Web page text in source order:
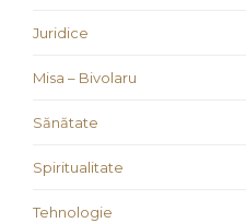
Juridice
Misa – Bivolaru
Sănătate
Spiritualitate
Tehnologie